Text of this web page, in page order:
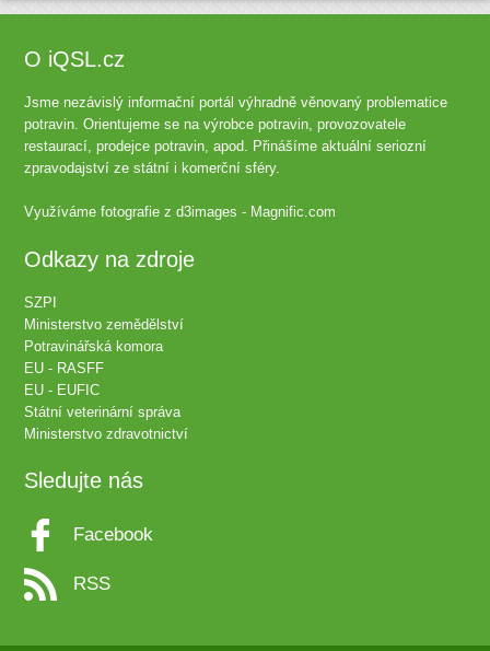
O iQSL.cz
Jsme nezávislý informační portál výhradně věnovaný problematice
potravin. Orientujeme se na výrobce potravin, provozovatele
restaurací, prodejce potravin, apod. Přinášíme aktuální seriozní
zpravodajství ze státní i komerční sféry.
Využíváme fotografie zd3images - Magnific.com
Odkazy na zdroje
SZPI
Ministerstvo zemědělství
Potravinářská komora
EU - RASFF
EU - EUFIC
Státní veterinární správa
Ministerstvo zdravotnictví
Sledujte nás
Facebook
RSS